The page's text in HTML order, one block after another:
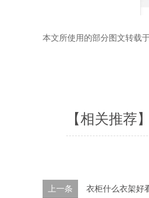
本文所使用的部分图文转载
【相关推荐】
上一条 衣柜什么衣架好